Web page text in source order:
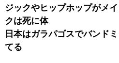
ジックやヒップホップがメ
クは死に体
日本はガラパゴスでバンド
てる